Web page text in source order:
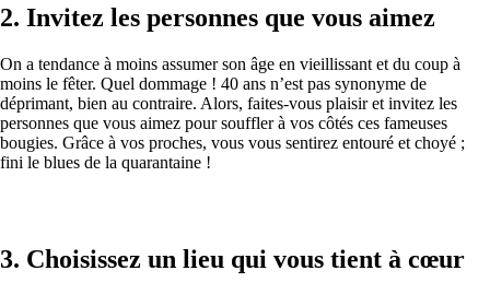
2. Invitez les personnes que vous aimez
On a tendance à moins assumer son âge en vieillissant et du coup à
moins le fêter. Quel dommage ! 40 ans n’est pas synonyme de
déprimant, bien au contraire. Alors, faites-vous plaisir et invitez les
personnes que vous aimez pour souffler à vos côtés ces fameuses
bougies. Grâce à vos proches, vous vous sentirez entouré et choyé ;
fini le blues de la quarantaine !
3. Choisissez un lieu qui vous tient à cœur